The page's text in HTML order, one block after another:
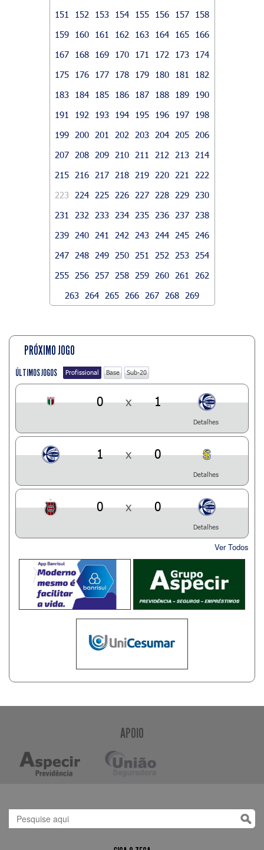
151
152 153 154 155 156 157
158
159
160 161 162 163 164 165
166
167
168 169 170 171 172 173
174
175
176 177 178 179 180 181
182
183
184 185 186 187 188 189
190
191
192 193 194 195 196 197
198
199
200 201 202 203 204 205
206
207
208 209 210 211 212 213
214
215
216 217 218 219 220 221
222
223
224 225 226 227 228 229
230
231
232 233 234 235 236 237
238
239
240 241 242 243 244 245
246
247
248 249 250 251 252 253
254
255
256 257 258 259 260 261
262
263
264 265 266 267 268 269
PRÓXIMO JOGO
ÚLTIMOS JOGOS Profissional Base Sub-20
0 x 1
Detalhes
1 x 0
Detalhes
0 x 0
Detalhes
Ver Todos
APOIO